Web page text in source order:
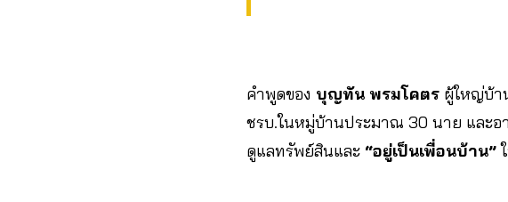
คำพูดของ บุญทัน พรมโคตร ผู้ใหญ่บ้า
ชรบ.ในหมู่บ้านประมาณ 30 นาย และอ
ดูแลทรัพย์สินและ “อยู่เป็นเพื่อนบ้าน”